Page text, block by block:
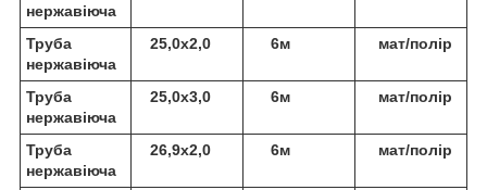
нержавіюча
Труба
нержавіюча
25,0х2,0 6м мат/полір
Труба
нержавіюча
25,0х3,0 6м мат/полір
Труба
нержавіюча
26,9х2,0 6м мат/полір